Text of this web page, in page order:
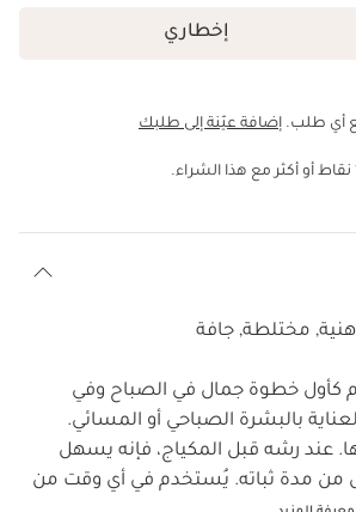
إخطاري
إضافة عيّنة إلى طلبك
نقاط أو أكثر مع هذا الشراء.
مختلطة, جافة
كأول خطوة جمال في الصباح وفي
بالبشرة الصباحي أو المسائي.
عند رشه قبل المكياج، فإنه يسهل
من مدة ثباته. يُستخدم في أي وقت من